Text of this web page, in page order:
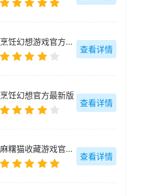
烹饪幻想游戏官方最新版
查看详情
烹饪幻想官方最新版
查看详情
麻糬猫收藏游戏官方最新版
查看详情